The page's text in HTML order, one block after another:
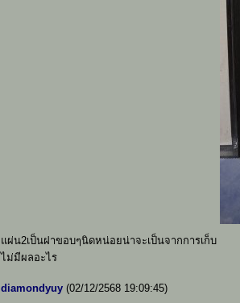
แผ่น2เป็นฝาขอบๆนิดหน่อยน่าจะเป็นจากการเก็บ
ไม่มีผลอะไร
diamondyuy (02/12/2568 19:09:45)